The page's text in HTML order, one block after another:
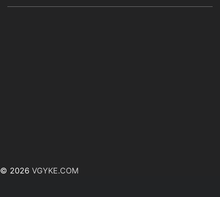
© 2026 VGYKE.COM